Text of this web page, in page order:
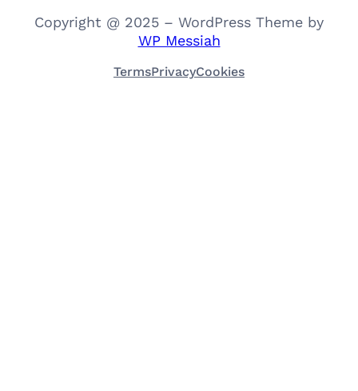
Copyright @ 2025 – WordPress Theme by
WP Messiah
TermsPrivacyCookies